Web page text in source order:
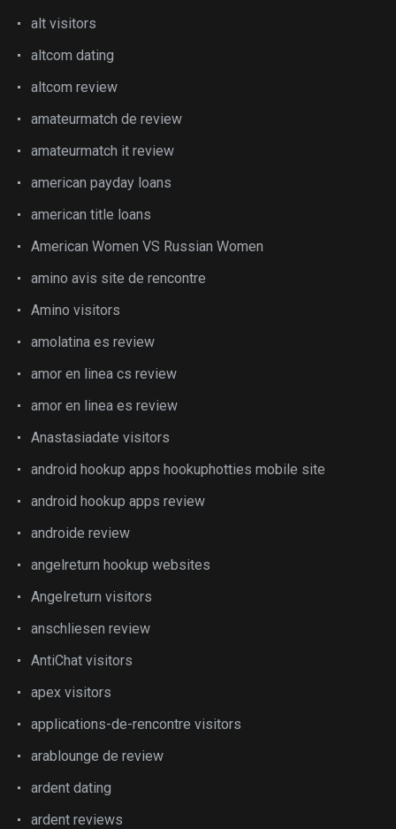
alt visitors
altcom dating
altcom review
amateurmatch de review
amateurmatch it review
american payday loans
american title loans
American Women VS Russian Women
amino avis site de rencontre
Amino visitors
amolatina es review
amor en linea cs review
amor en linea es review
Anastasiadate visitors
android hookup apps hookuphotties mobile site
android hookup apps review
androide review
angelreturn hookup websites
Angelreturn visitors
anschliesen review
AntiChat visitors
apex visitors
applications-de-rencontre visitors
arablounge de review
ardent dating
ardent reviews